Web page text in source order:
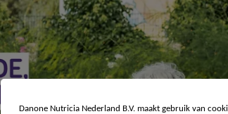
Danone Nutricia Nederland B.V. maakt gebruik van